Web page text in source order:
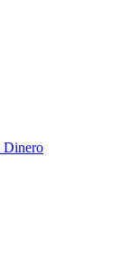
Dinero